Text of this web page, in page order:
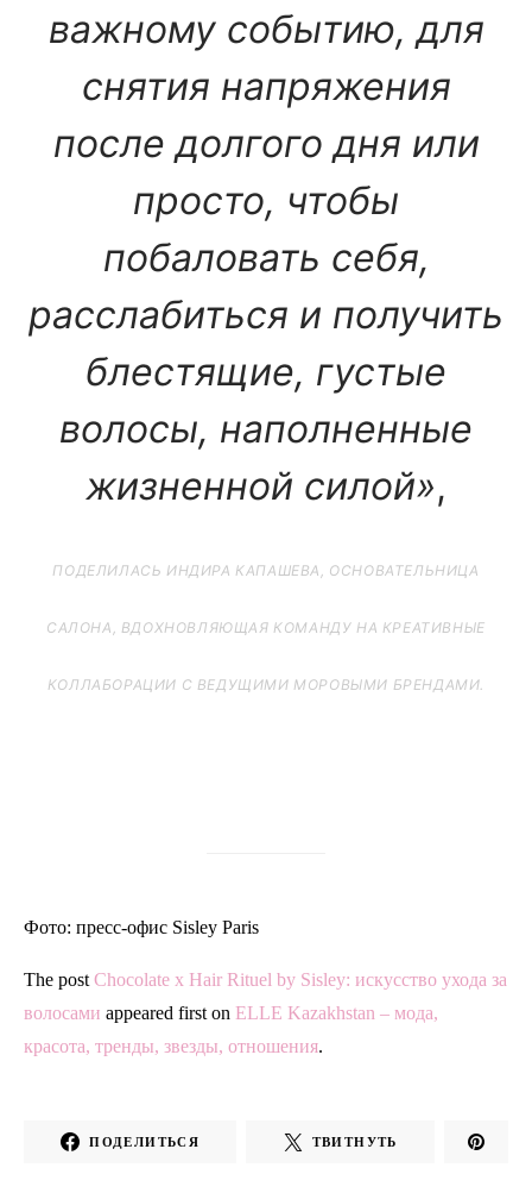
важному событию, для
снятия напряжения
после долгого дня или
просто, чтобы
побаловать себя,
расслабиться и получить
блестящие, густые
волосы, наполненные
жизненной силой»,
ПОДЕЛИЛАСЬ ИНДИРА КАПАШЕВА, ОСНОВАТЕЛЬНИЦА
САЛОНА, ВДОХНОВЛЯЮЩАЯ КОМАНДУ НА КРЕАТИВНЫЕ
КОЛЛАБОРАЦИИ С ВЕДУЩИМИ МОРОВЫМИ БРЕНДАМИ.
Фото: пресс-офис Sisley Paris
The post Chocolate x Hair Rituel by Sisley: искусство ухода за
волосами appeared first on ELLE Kazakhstan – мода,
красота, тренды, звезды, отношения.
ПОДЕЛИТЬСЯ ТВИТНУТЬ